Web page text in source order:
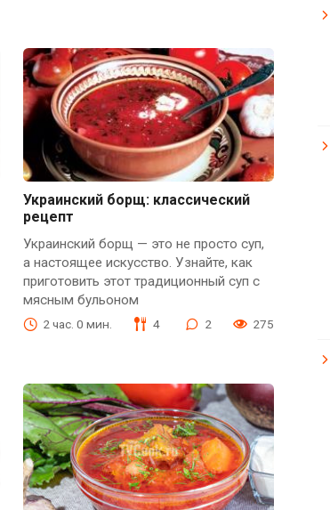
Украинский борщ: классический
рецепт
Украинский борщ — это не просто суп,
а настоящее искусство. Узнайте, как
приготовить этот традиционный суп с
мясным бульоном
2 час. 0 мин. 4 2 275